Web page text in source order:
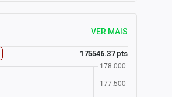
VER MAIS
175546.37 pts